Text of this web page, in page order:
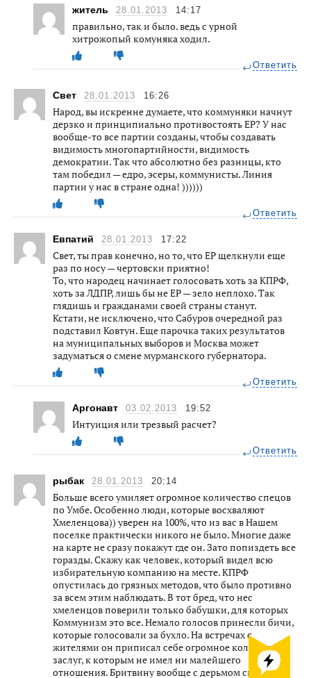
житель 28.01.2013 14:17
правильно, так и было. ведь с урной
хитрожопый комуняка ходил.
Ответить
Свет 28.01.2013 16:26
Народ, вы искренне думаете, что коммуняки начнут
дерзко и принципиально противостоять ЕР? У нас
вообще-то все партии созданы, чтобы создавать
видимость многопартийности, видимость
демократии. Так что абсолютно без разницы, кто
там победил — едро, эсеры, коммунисты. Линия
партии у нас в стране одна! ))))))
Ответить
Евпатий 28.01.2013 17:22
Свет, ты прав конечно, но то, что ЕР щелкнули еще
раз по носу — чертовски приятно!
То, что народец начинает голосовать хоть за КПРФ,
хоть за ЛДПР, лишь бы не ЕР — зело неплохо. Так
глядишь и гражданами своей страны станут.
Кстати, не исключено, что Сабуров очередной раз
подставил Ковтун. Еще парочка таких результатов
на муниципальных выборов и Москва может
задуматься о смене мурманского губернатора.
Ответить
Аргонавт 03.02.2013 19:52
Интуиция или трезвый расчет?
Ответить
рыбак 28.01.2013 20:14
Больше всего умиляет огромное количество спецов
по Умбе. Особенно люди, которые восхваляют
Хмеленцова)) уверен на 100%, что из вас в Нашем
поселке практически никого не было. Многие даже
на карте не сразу покажут где он. Зато попиздеть все
горазды. Скажу как человек, который видел всю
избирательную компанию на месте. КПРФ
опустилась до грязных методов, что было противно
за всем этим наблюдать. В тот бред, что нес
хмеленцов поверили только бабушки, для которых
Коммунизм это все. Немало голосов принесли бичи,
которые голосовали за бухло. На встречах с
жителями он приписал себе огромное количество
заслуг, к которым не имел ни малейшего
отношения. Бритвину вообще с дерьмом смешали.